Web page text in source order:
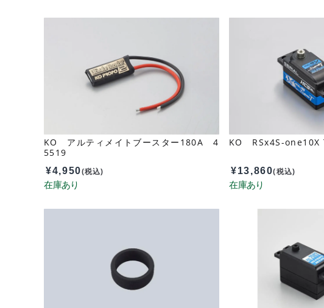
KO アルティメイトブースター180A 4
5519
¥4,950(税込)
KO RSx4S-
¥13,860(税込)